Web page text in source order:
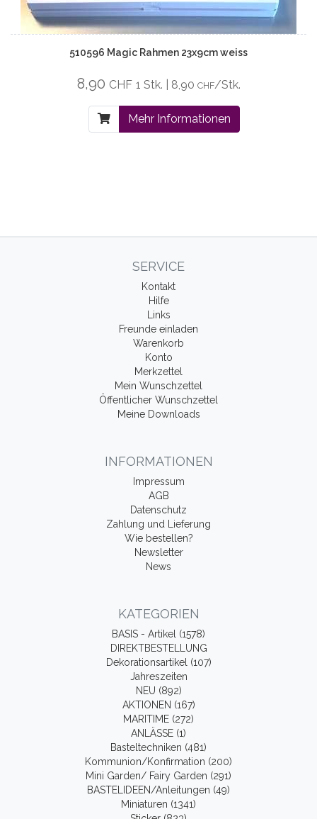
510596 Magic Rahmen 23x9cm weiss
8,90 CHF 1 Stk. | 8,90 CHF/Stk.
Mehr Informationen
SERVICE
Kontakt
Hilfe
Links
Freunde einladen
Warenkorb
Konto
Merkzettel
Mein Wunschzettel
Öffentlicher Wunschzettel
Meine Downloads
INFORMATIONEN
Impressum
AGB
Datenschutz
Zahlung und Lieferung
Wie bestellen?
Newsletter
News
KATEGORIEN
BASIS - Artikel (1578)
DIREKTBESTELLUNG
Dekorationsartikel (107)
Jahreszeiten
NEU (892)
AKTIONEN (167)
MARITIME (272)
ANLÄSSE (1)
Basteltechniken (481)
Kommunion/Konfirmation (200)
Mini Garden/ Fairy Garden (291)
BASTELIDEEN/Anleitungen (49)
Miniaturen (1341)